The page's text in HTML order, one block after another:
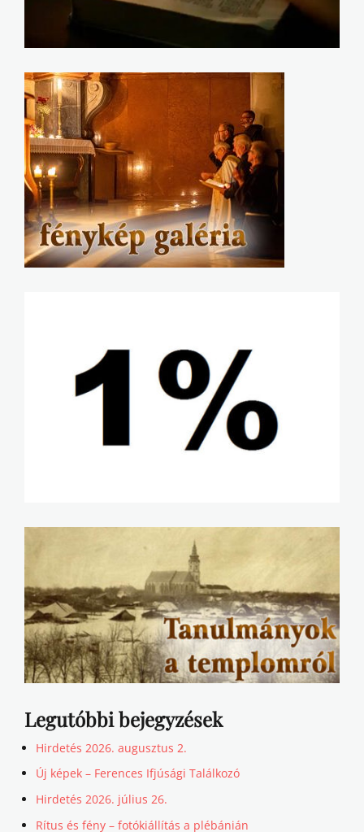
Legutóbbi bejegyzések
Hirdetés 2026. augusztus 2.
Új képek – Ferences Ifjúsági Találkozó
Hirdetés 2026. július 26.
Rítus és fény – fotókiállítás a plébánián